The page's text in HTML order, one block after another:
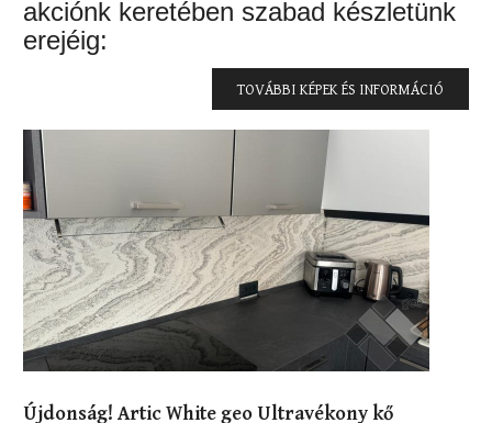
akciónk keretében szabad készletünk
erejéig:
TOVÁBBI KÉPEK ÉS INFORMÁCIÓ
Újdonság! Artic White geo Ultravékony kő